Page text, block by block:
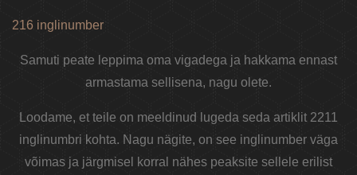
216 inglinumber
Samuti peate leppima oma vigadega ja hakkama ennast
armastama sellisena, nagu olete.
Loodame, et teile on meeldinud lugeda seda artiklit 2211
inglinumbri kohta. Nagu nägite, on see inglinumber väga
võimas ja järgmisel korral nähes peaksite sellele erilist